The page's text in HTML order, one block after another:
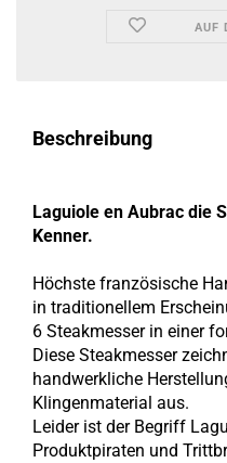
AUF
Beschreibung
Laguiole en Aubrac die
Kenner.
Höchste französische
in traditionellem
6 Steakmesser in einer
Diese Steakmesser
handwerkliche
Klingenmaterial aus.
Leider ist der Begriff
Produktpiraten und